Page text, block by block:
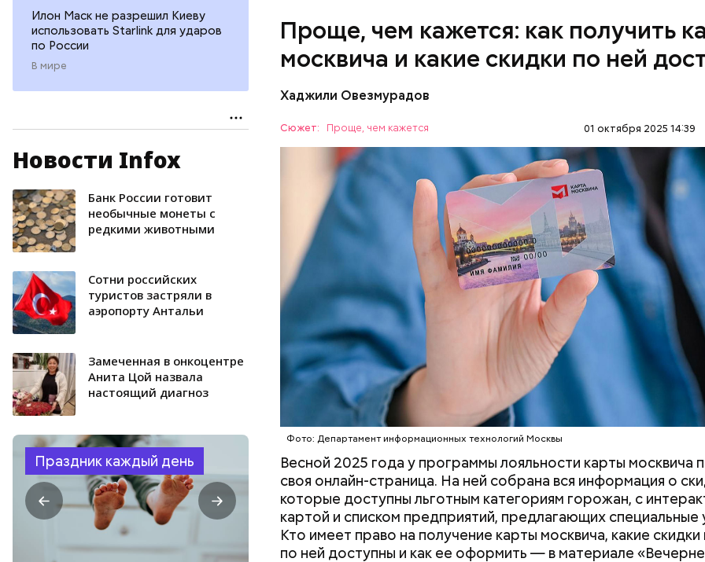
Илон Маск не разрешил Киеву
использовать Starlink для ударов
по России
В мире
Новости Infox
Банк России готовит
необычные монеты с
редкими животными
Сотни российских
туристов застряли в
аэропорту Антальи
Замеченная в онкоцентре
Анита Цой назвала
настоящий диагноз
Праздник каждый день
Проще, чем кажется: как получить
москвича и какие скидки по ней
Хаджили Овезмурадов
Сюжет: Проще, чем кажется 01 октября 2025 14:39
Фото: Департамент информационных технологий Москвы
Весной 2025 года у программы лояльности карты москвича
своя онлайн-страница. На ней собрана вся информация о
которые доступны льготным категориям горожан, с
картой и списком предприятий, предлагающих специальные
Кто имеет право на получение карты москвича, какие скидки
по ней доступны и как ее оформить — в материале
Скидки по карте москвича доступны в следующих
ПОРТАЛ MOS.RU МОСКВА ЛЬГОТЫ